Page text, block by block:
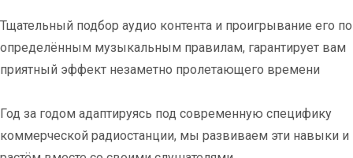
Тщательный подбор аудио контента и проигрывание его по
определённым музыкальным правилам, гарантирует вам
приятный эффект незаметно пролетающего времени
Год за годом адаптируясь под современную специфику
коммерческой радиостанции, мы развиваем эти навыки и